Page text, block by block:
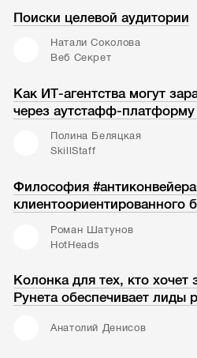
Поиски целевой аудитории
Натали Соколова
Веб Секрет
Как ИТ-агентства могут
через аутстафф-
Полина Беляцкая
SkillStaff
Философия
клиентоориентированного
Роман Шатунов
HotHeads
Колонка для тех, кто хочет
Рунета обеспечивает лиды
Анатолий Денисов